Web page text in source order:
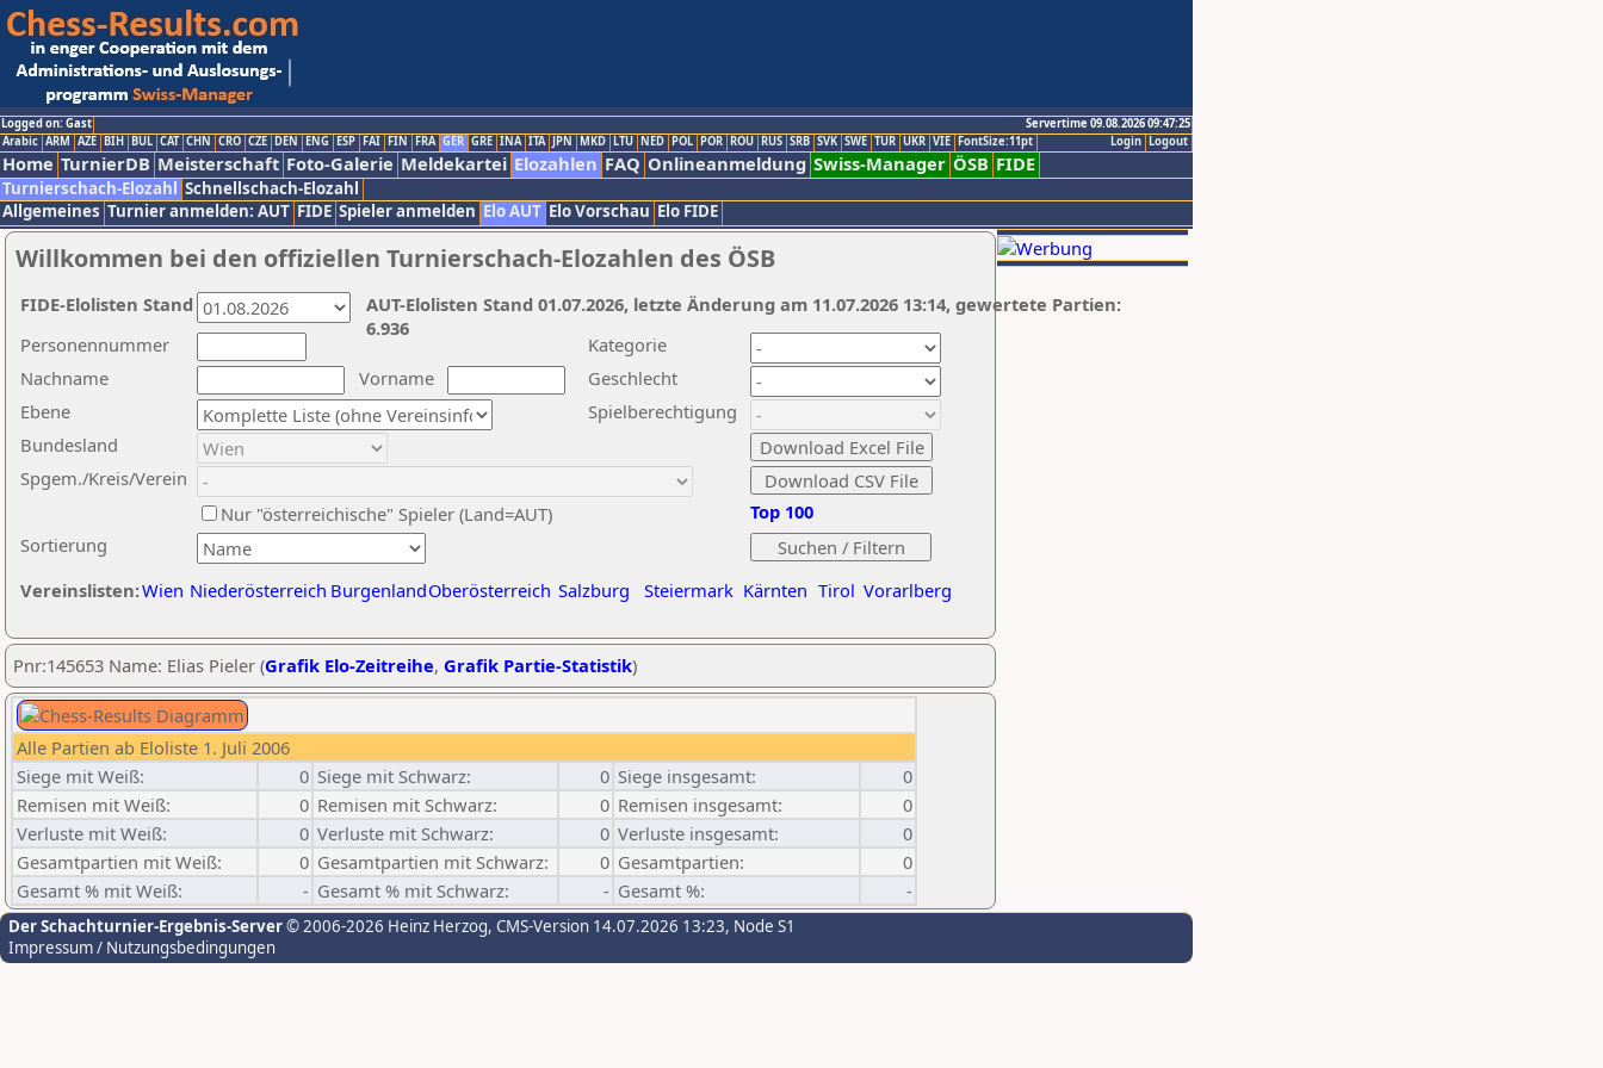
Logged on: Gast
Servertime 09.08.2026 09:47:25
Logout
Login
Arabic ARM AZE BIH BUL CAT CHN CRO CZE DEN ENG ESP FAI FIN FRA GER GRE INA ITA JPN MKD LTU NED POL POR ROU RUS SRB SVK SWE TUR UKR VIE FontSize:11pt
Home TurnierDB Meisterschaft Foto-Galerie Meldekartei Elozahlen FAQ Onlineanmeldung Swiss-Manager ÖSB FIDE
Turnierschach-Elozahl Schnellschach-Elozahl
Allgemeines Turnier anmelden: AUT FIDE Spieler anmelden Elo AUT Elo Vorschau Elo FIDE
Willkommen bei den offiziellen Turnierschach-Elozahlen des ÖSB
Nachname
Vorname
Ebene
Kategorie
Sortierung
Personennummer
Bundesland
Spgem./Kreis/Verein
Geschlecht
Nur "österreichische" Spieler (Land=AUT)
Spielberechtigung
Vereinslisten:Wien Niederösterreich BurgenlandOberösterreich Salzburg Steiermark Kärnten Tirol Vorarlberg
Top 100
AUT-Elolisten Stand 01.07.2026, letzte Änderung am 11.07.2026 13:14, gewertete Partien:
6.936
FIDE-Elolisten Stand
Pnr:145653 Name: Elias Pieler (Grafik Elo-Zeitreihe, Grafik Partie-Statistik)
Alle Partien ab Eloliste 1. Juli 2006
Siege mit Weiß:
0 Siege mit Schwarz: 0 Siege insgesamt:
0
Remisen mit Weiß:
0 Remisen mit Schwarz: 0 Remisen insgesamt:
0
Verluste mit Weiß:
0 Verluste mit Schwarz: 0 Verluste insgesamt:
0
Gesamtpartien mit Weiß:
0 Gesamtpartien mit Schwarz: 0 Gesamtpartien:
0
Gesamt % mit Weiß:
- Gesamt % mit Schwarz: - Gesamt %: -
Der Schachturnier-Ergebnis-Server© 2006-2026 Heinz Herzog, CMS-Version 14.07.2026 13:23, Node S1
Impressum / Nutzungsbedingungen